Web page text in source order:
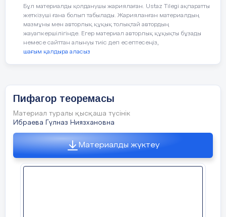
Саб орт
10 мин №
Өрнекаті ықшамда
Бұл материалды қолданушы жариялаған. Ustaz Tilegi ақпаратты
жеткізуші ғана болып табылады. Жарияланған материалдың
мазмұны мен авторлық құқық толықтай автордың
жауапкершілігінде. Егер материал авторлық құқықты бұзады
немесе сайттан алынуы тиіс деп есептесеңіз,
шағым қалдыра аласыз
Пифагор теоремасы
Материал туралы қысқаша түсінік
Ибраева Гүлназ Ниязхановна
Материалды жүктеу